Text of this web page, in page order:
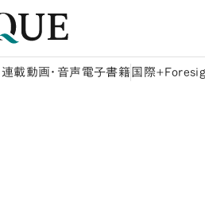
連載動画・音声 電子書籍 国際